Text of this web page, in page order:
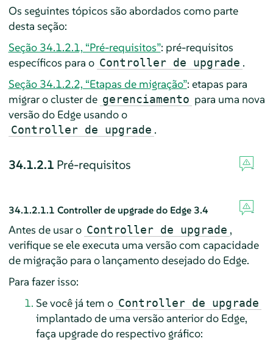
Os seguintes tópicos são abordados como parte
desta seção:
Seção 34.1.2.1, “Pré-requisitos”: pré-requisitos
específicos para o Controller de upgrade .
Seção 34.1.2.2, “Etapas de migração”: etapas para
migrar o cluster de gerenciamento para uma nova
versão do Edge usando o
Controller de upgrade .
34.1.2.1 Pré-requisitos
34.1.2.1.1 Controller de upgrade do Edge 3.4
Antes de usar o Controller de upgrade ,
verifique se ele executa uma versão com capacidade
de migração para o lançamento desejado do Edge.
Para fazer isso:
Se você já tem o Controller de upgrade
implantado de uma versão anterior do Edge,
faça upgrade do respectivo gráfico: